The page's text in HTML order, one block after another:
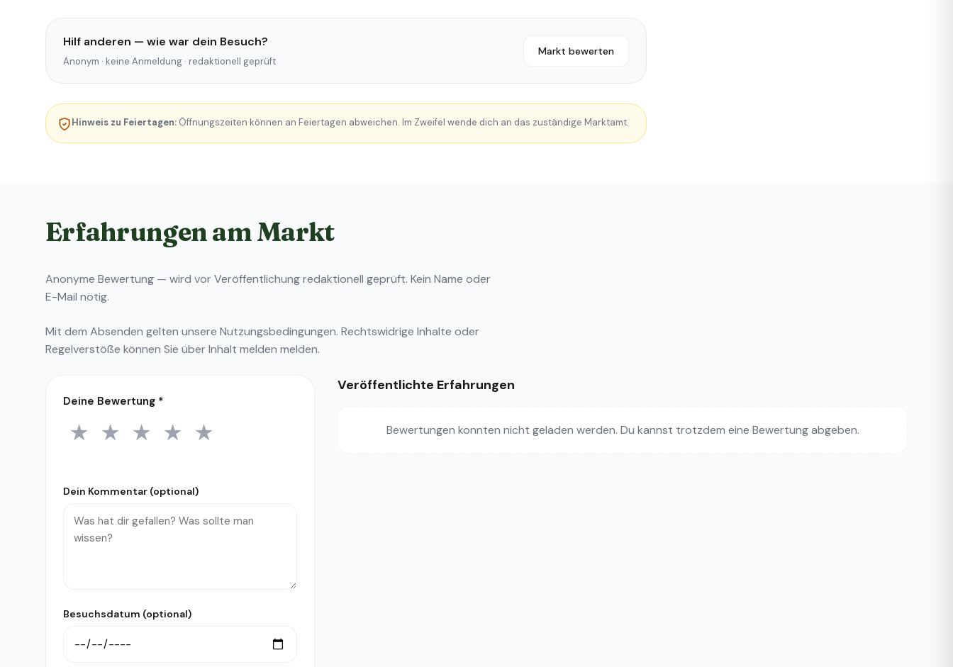
Hilf anderen — wie war dein Besuch?
Anonym · keine Anmeldung · redaktionell geprüft
Markt bewerten
Hinweis zu Feiertagen: Öffnungszeiten können an Feiertagen abweichen. Im Zweifel wende dich an das zuständige Marktamt.
Erfahrungen am Markt
Anonyme Bewertung — wird vor Veröffentlichung redaktionell geprüft. Kein Name oder
E-Mail nötig.
Mit dem Absenden gelten unsere Nutzungsbedingungen. Rechtswidrige Inhalte oder
Regelverstöße können Sie überInhalt melden melden.
Deine Bewertung *
1 Stern
★ 2 Sterne
★ 3 Sterne
★ 4 Sterne
★ 5 Sterne
★
Dein Kommentar (optional)
Besuchsdatum (optional)
Veröffentlichte Erfahrungen
Bewertungen konnten nicht geladen werden. Du kannst trotzdem eine Bewertung abgeben.